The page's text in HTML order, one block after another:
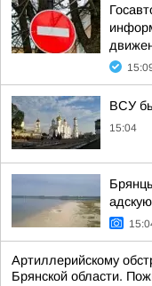
ВСУ
15:04
Артиллерийскому
Брянской области.